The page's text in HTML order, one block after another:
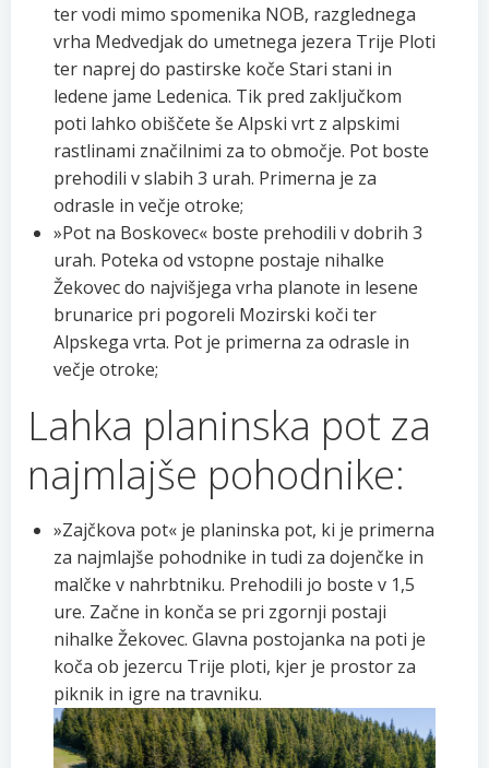
ter vodi mimo spomenika NOB, razglednega
vrha Medvedjak do umetnega jezera Trije Ploti
ter naprej do pastirske koče Stari stani in
ledene jame Ledenica. Tik pred zaključkom
poti lahko obiščete še Alpski vrt z alpskimi
rastlinami značilnimi za to območje. Pot boste
prehodili v slabih 3 urah. Primerna je za
odrasle in večje otroke;
»Pot na Boskovec« boste prehodili v dobrih 3
urah. Poteka od vstopne postaje nihalke
Žekovec do najvišjega vrha planote in lesene
brunarice pri pogoreli Mozirski koči ter
Alpskega vrta. Pot je primerna za odrasle in
večje otroke;
Lahka planinska pot za
najmlajše pohodnike:
»Zajčkova pot« je planinska pot, ki je primerna
za najmlajše pohodnike in tudi za dojenčke in
malčke v nahrbtniku. Prehodili jo boste v 1,5
ure. Začne in konča se pri zgornji postaji
nihalke Žekovec. Glavna postojanka na poti je
koča ob jezercu Trije ploti, kjer je prostor za
piknik in igre na travniku.